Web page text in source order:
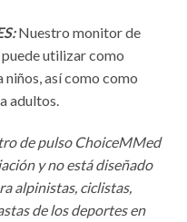
Nuestro monitor de
utilizar como
así como como
adultos.
de pulso ChoiceMMed
y no está diseñado
alpinistas, ciclistas,
de los deportes en